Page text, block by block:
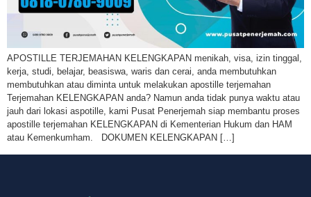
APOSTILLE TERJEMAHAN KELENGKAPAN menikah, visa, izin tinggal,
kerja, studi, belajar, beasiswa, waris dan cerai, anda membutuhkan
membutuhkan atau diminta untuk melakukan apostille terjemahan
Terjemahan KELENGKAPAN anda? Namun anda tidak punya waktu atau
jauh dari lokasi aspotille, kami Pusat Penerjemah siap membantu proses
apostille terjemahan KELENGKAPAN di Kementerian Hukum dan HAM
atau Kemenkumham. DOKUMEN KELENGKAPAN […]